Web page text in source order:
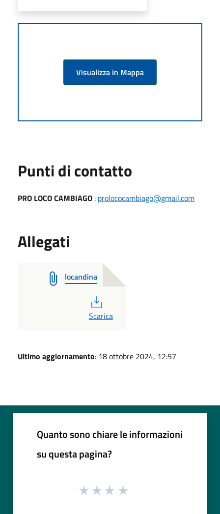
Visualizza in Mappa
Punti di contatto
PRO LOCO CAMBIAGO : prolococambiago@gmail.com
Allegati
locandina
PDF
Scarica
Ultimo aggiornamento: 18 ottobre 2024, 12:57
Quanto sono chiare le informazioni
su questa pagina?